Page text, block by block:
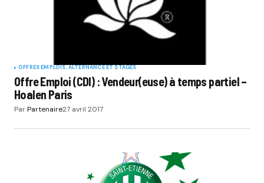
OFFRES EMPLOIS, ALTERNANCE ET STAGES
Offre Emploi (CDI) : Vendeur(euse) à temps partiel –
Hoalen Paris
ParPartenaire27 avril 2017